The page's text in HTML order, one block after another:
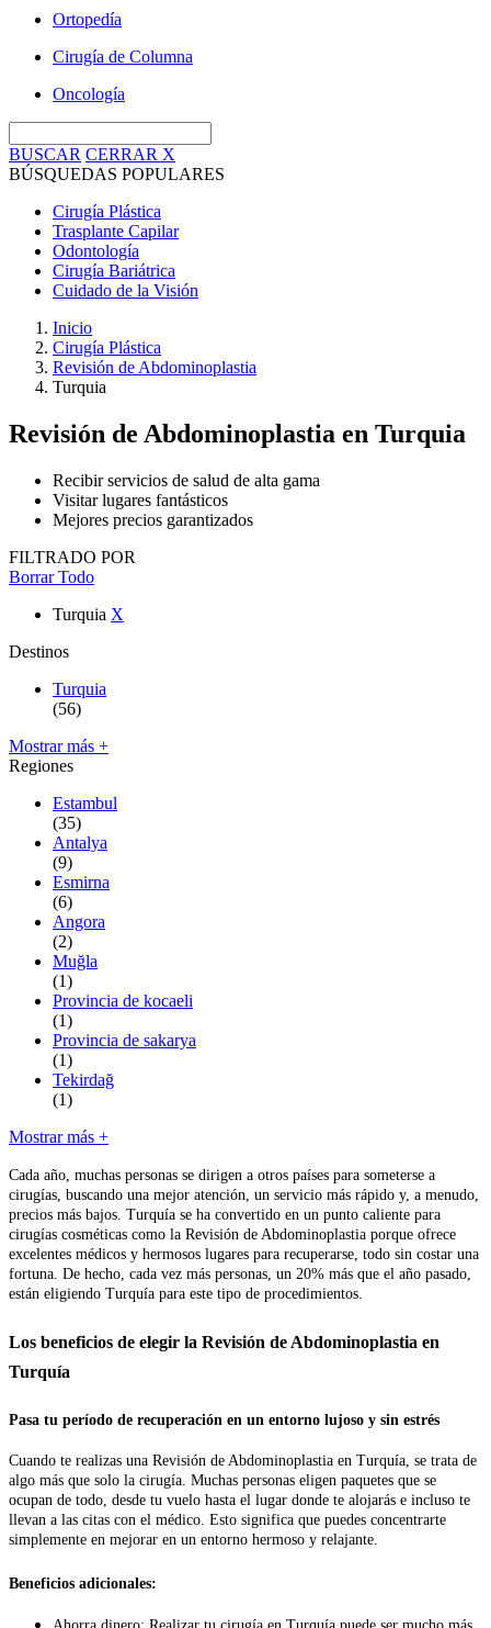
Ortopedía
Cirugía de Columna
Oncología
BUSCAR CERRAR X
BÚSQUEDAS POPULARES
Cirugía Plástica
Trasplante Capilar
Odontología
Cirugía Bariátrica
Cuidado de la Visión
Inicio
Cirugía Plástica
Revisión de Abdominoplastia
Turquia
Revisión de Abdominoplastia en Turquia
Recibir servicios de salud de alta gama
Visitar lugares fantásticos
Mejores precios garantizados
FILTRADO POR
Borrar Todo
Turquia X
Destinos
Turquia
(56)
Mostrar más +
Regiones
Estambul
(35)
Antalya
(9)
Esmirna
(6)
Angora
(2)
Muğla
(1)
Provincia de kocaeli
(1)
Provincia de sakarya
(1)
Tekirdağ
(1)
Mostrar más +
Cada año, muchas personas se dirigen a otros países para someterse a
cirugías, buscando una mejor atención, un servicio más rápido y, a menudo,
precios más bajos. Turquía se ha convertido en un punto caliente para
cirugías cosméticas como la Revisión de Abdominoplastia porque ofrece
excelentes médicos y hermosos lugares para recuperarse, todo sin costar una
fortuna. De hecho, cada vez más personas, un 20% más que el año pasado,
están eligiendo Turquía para este tipo de procedimientos.
Los beneficios de elegir la Revisión de Abdominoplastia en
Turquía
Pasa tu período de recuperación en un entorno lujoso y sin estrés
Cuando te realizas una Revisión de Abdominoplastia en Turquía, se trata de
algo más que solo la cirugía. Muchas personas eligen paquetes que se
ocupan de todo, desde tu vuelo hasta el lugar donde te alojarás e incluso te
llevan a las citas con el médico. Esto significa que puedes concentrarte
simplemente en mejorar en un entorno hermoso y relajante.
Beneficios adicionales: